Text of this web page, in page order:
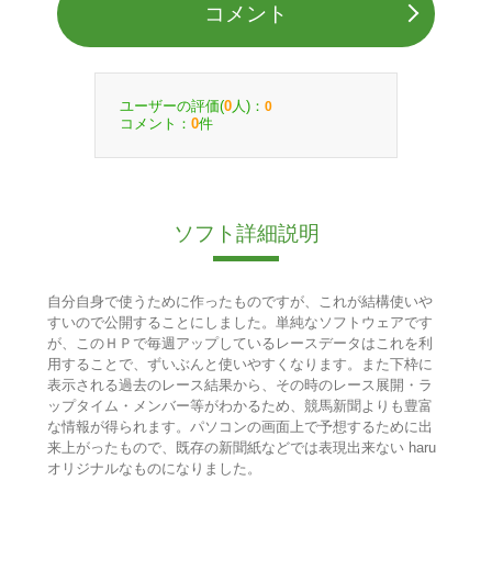
コメント
ユーザーの評価(0 人)： 0
コメント： 0件
ソフト詳細説明
自分自身で使うために作ったものですが、これが結構使いや
すいので公開することにしました。単純なソフトウェアです
が、このＨＰで毎週アップしているレースデータはこれを利
用することで、ずいぶんと使いやすくなります。また下枠に
表示される過去のレース結果から、その時のレース展開・ラ
ップタイム・メンバー等がわかるため、競馬新聞よりも豊富
な情報が得られます。パソコンの画面上で予想するために出
来上がったもので、既存の新聞紙などでは表現出来ない haru
オリジナルなものになりました。